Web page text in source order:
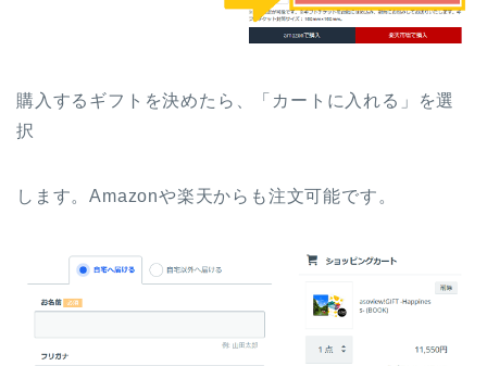
購入するギフトを決めたら、「カートに入れる」を選
択
します。Amazonや楽天からも注文可能です。